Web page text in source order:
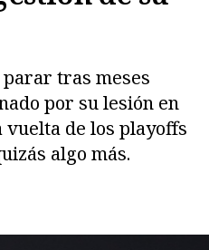
tras meses
por su lesión en
de los playoffs
algo más.